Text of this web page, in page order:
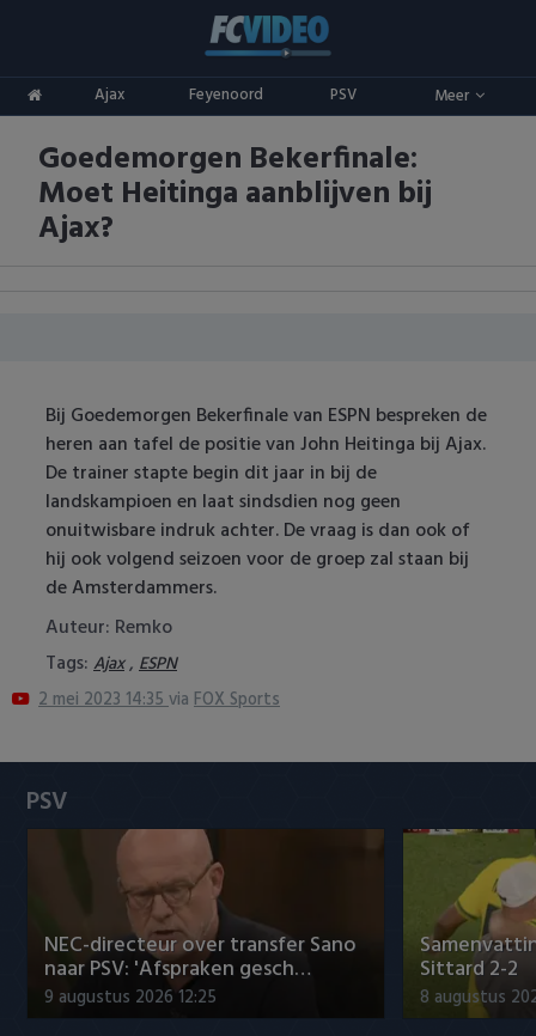
Ajax Feyenoord PSV Meer
ADO Den Haag
Ajax
AZ
FC Utrecht
Feyenoord
Heracles Almelo
NAC Breda
PEC Zwolle
Roda JC
SC Heerenveen
Vitesse
VVV Venlo
Competities
Eredivisie
Keuken Kampioen Divisie
Champions League
Europa League
Conference League
Oranje
Goals & Samenvattingen
Goedemorgen Bekerfinale:
Moet Heitinga aanblijven bij
Ajax?
Bij Goedemorgen Bekerfinale van ESPN bespreken de
heren aan tafel de positie van John Heitinga bij Ajax.
De trainer stapte begin dit jaar in bij de
landskampioen en laat sindsdien nog geen
onuitwisbare indruk achter. De vraag is dan ook of
hij ook volgend seizoen voor de groep zal staan bij
de Amsterdammers.
Auteur: Remko
Tags: Ajax, ESPN
2 mei 2023 14:35via FOX Sports
PSV
NEC-directeur over transfer Sano
naar PSV: 'Afspraken gesch…
9 augustus 2026 12:25
Sittard 2-2
8 augustus